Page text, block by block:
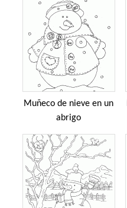
Muñeco de nieve en un
abrigo